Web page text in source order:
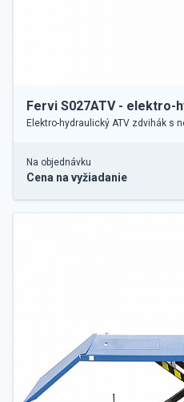
Fervi S027ATV - elektro-
Elektro-hydraulický ATV zdvihák s
Na objednávku
Cena na vyžiadanie